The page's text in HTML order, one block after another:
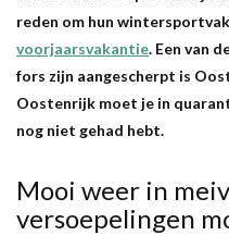
reden om hun
voorjaarsvakantie. Een van
fors zijn aangescherpt is
Oostenrijk moet je in
nog niet gehad hebt.
Mooi weer in
versoepelingen